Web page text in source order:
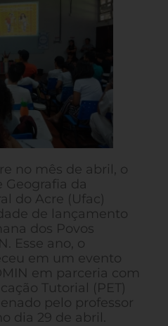
no mês de abril, o
Geografia da
do Acre (Ufac)
de lançamento
dos Povos
Esse ano, o
em um evento
em parceria com
Tutorial (PET)
pelo professor
dia 29 de abril.